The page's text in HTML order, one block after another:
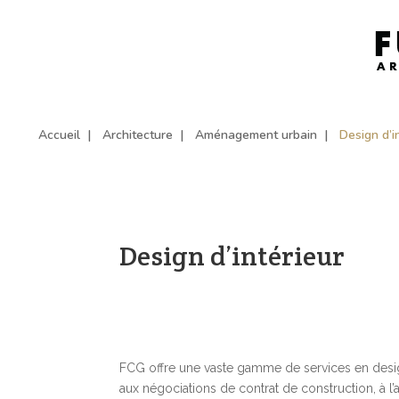
Accueil Architecture Aménagement urbain Design
Design d’intérieur
FCG offre une vaste gamme de services en
aux négociations de contrat de construction, à